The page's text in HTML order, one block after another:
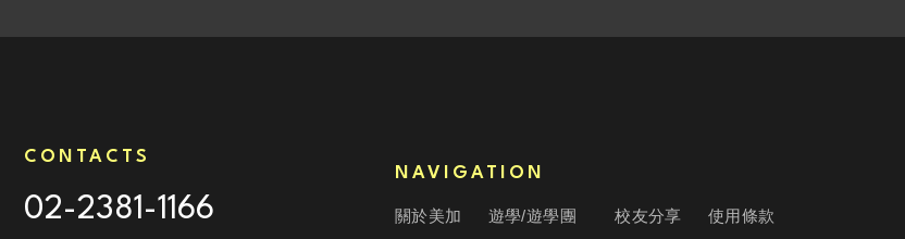
CONTACTS
02-2381-1166
NAVIGATION
關於美加 遊學/遊學團 校友分享 使用條款